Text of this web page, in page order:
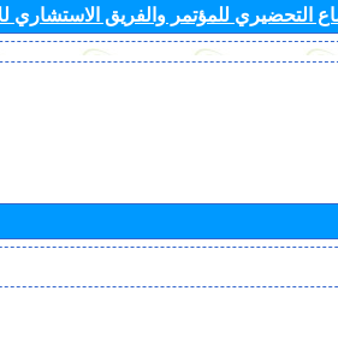
التحضيري للمؤتمر والفريق الاستشاري